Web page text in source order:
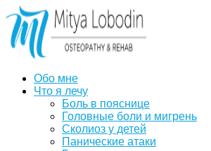
Обо мне
Что я лечу
Боль в пояснице
Головные боли и мигрень
Сколиоз у детей
Панические атаки